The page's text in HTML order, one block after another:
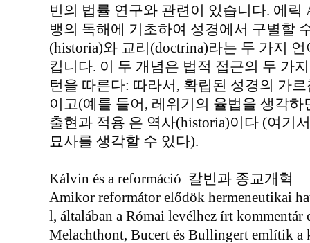
빈의 법률 연구와 관련이 있습니다. 에릭
뱅의 독해에 기초하여 성경에서 구별할
(historia)와 교리(doctrina)라는 두 가지
킵니다. 이 두 개념은 법적 접근의 두 가
턴을 따른다: 따라서, 확립된 성경의 가
이고(예를 들어, 레위기의 율법을 생각
출현과 적용 은 역사(historia)이다 (여기
묘사를 생각할 수 있다).
Kálvin és a reformáció 칼빈과 종교개혁
Amikor reformátor elődök hermeneutikai
l, általában a Római levélhez írt kommentár
Melachthont, Bucert és Bullingert említik a